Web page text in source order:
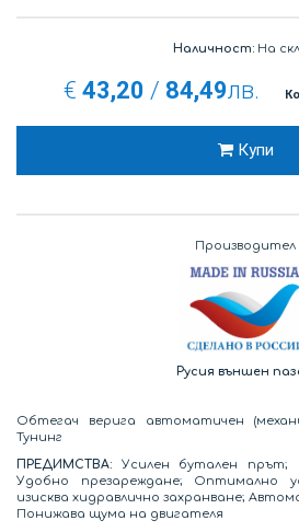
Наличност: На
€ 43,20 / 84,49лв.
Купи
Производител
Русия външен
Обтегач верига автоматичен
Тунинг
ПРЕДИМСТВА: Усилен бутален прът;
Удобно презареждане; Оптимално
изисква хидравлично захранване;
Понижава щума на двигателя